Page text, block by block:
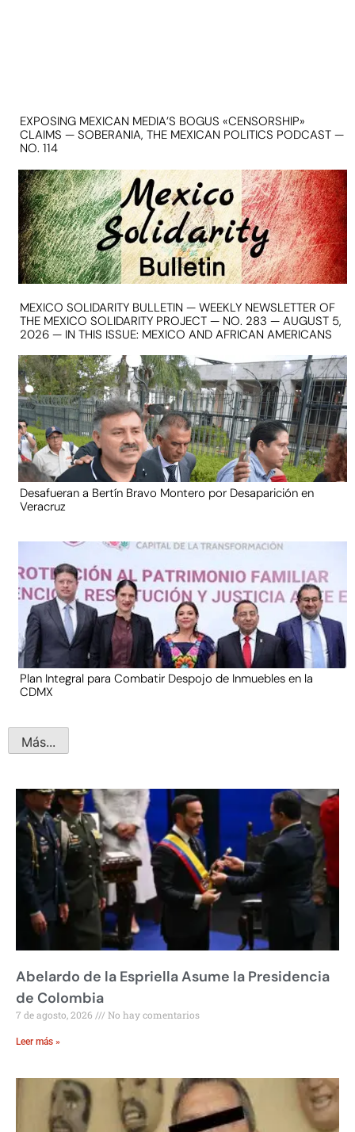
EXPOSING MEXICAN MEDIA’S BOGUS «CENSORSHIP»
CLAIMS — SOBERANIA, THE MEXICAN POLITICS PODCAST —
NO. 114
MEXICO SOLIDARITY BULLETIN — WEEKLY NEWSLETTER OF
THE MEXICO SOLIDARITY PROJECT — NO. 283 — AUGUST 5,
2026 — IN THIS ISSUE: MEXICO AND AFRICAN AMERICANS
Desafueran a Bertín Bravo Montero por Desaparición en
Veracruz
Plan Integral para Combatir Despojo de Inmuebles en la
CDMX
Más...
Abelardo de la Espriella Asume la Presidencia
de Colombia
7 de agosto, 2026 No hay comentarios
Leer más »